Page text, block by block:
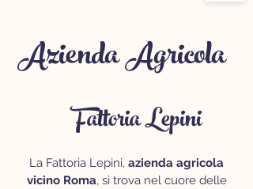
Azienda Agricola
Fattoria Lepini
La Fattoria Lepini, azienda agricola
vicino Roma, si trova nel cuore delle